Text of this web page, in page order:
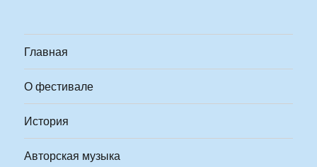
Главная
О фестивале
История
Авторская музыка